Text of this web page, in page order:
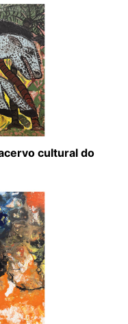
cultural do